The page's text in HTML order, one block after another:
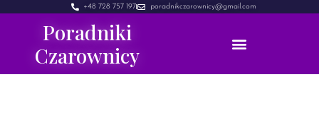
+48 728 757 197 poradnikczarownicy@gmail.com
Poradniki
Czarownicy